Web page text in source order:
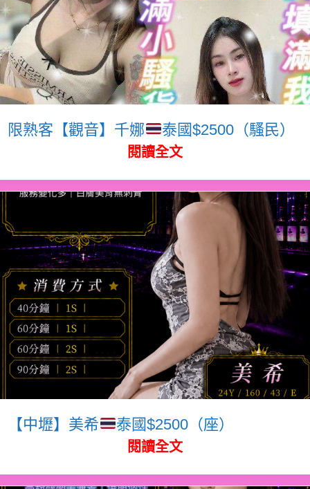
限熟客【觀音】千娜 泰國$2500（騷民）
閱讀全文
【中壢】美希 泰國$2500（座）
閱讀全文